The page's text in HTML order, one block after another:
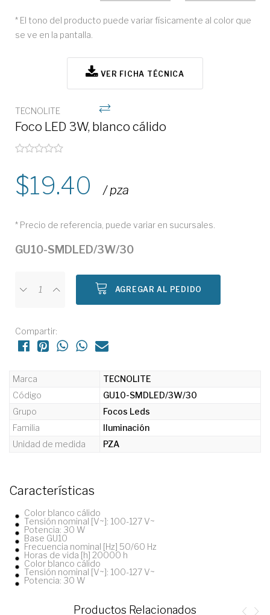
* El tono del producto puede variar físicamente al color que
se ve en la pantalla.
VER FICHA TÉCNICA
TECNOLITE
Foco LED 3W, blanco cálido
19.40 / pza
* Precio de referencia, puede variar en sucursales.
GU10-SMDLED/3W/30
AGREGAR AL PEDIDO
Compartir:
Marca
TECNOLITE
Código
GU10-SMDLED/3W/30
Grupo
Focos Leds
Familia
Iluminación
Unidad de medida
PZA
Características
Color blanco cálido
Tensión nominal [V~]: 100-127 V~
Potencia: 30 W
Base GU10
Frecuencia nominal [Hz] 50/60 Hz
Horas de vida [h] 20000 h
Color blanco cálido
Tensión nominal [V~]: 100-127 V~
Potencia: 30 W
Productos Relacionados